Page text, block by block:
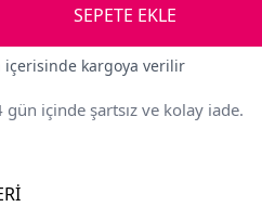
SEPETE EKLE
içerisinde kargoya verilir
gün içinde şartsız ve kolay iade.